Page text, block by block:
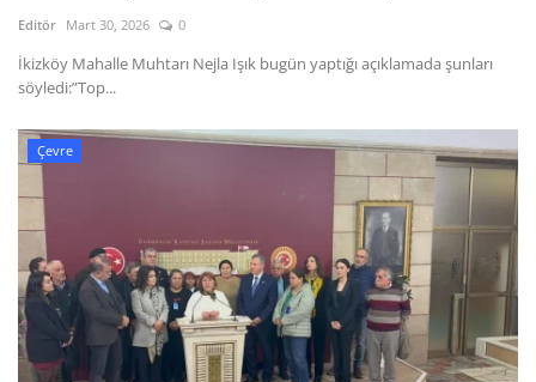
Editör Mart 30, 2026 0
İkizköy Mahalle Muhtarı Nejla Işık bugün yaptığı açıklamada şunları
söyledi:”Top...
Çevre